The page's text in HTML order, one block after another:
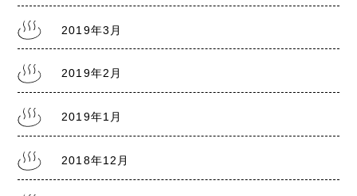
2019年3月
2019年2月
2019年1月
2018年12月